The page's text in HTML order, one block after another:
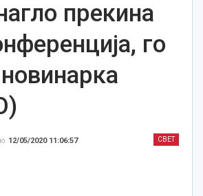
прекина
го
СВЕТ
12/05/2020 11:06:57